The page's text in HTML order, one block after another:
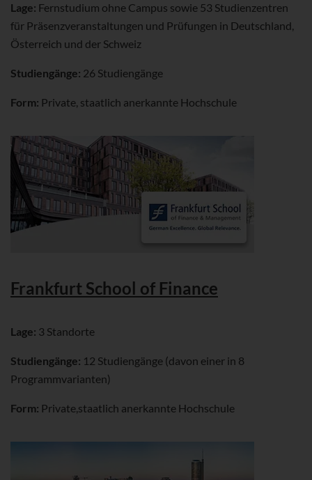
Lage: Fernstudium ohne Campus sowie 53 Studienzentren
für Präsenzveranstaltungen und Prüfungen in Deutschland,
Österreich und der Schweiz
Studiengänge: 26 Studiengänge
Form: Private, staatlich anerkannte Hochschule
Frankfurt School of Finance
Lage: 3 Standorte
Studiengänge: 12 Studiengänge (davon einer in 8
Programmvarianten)
Form: Private,staatlich anerkannte Hochschule